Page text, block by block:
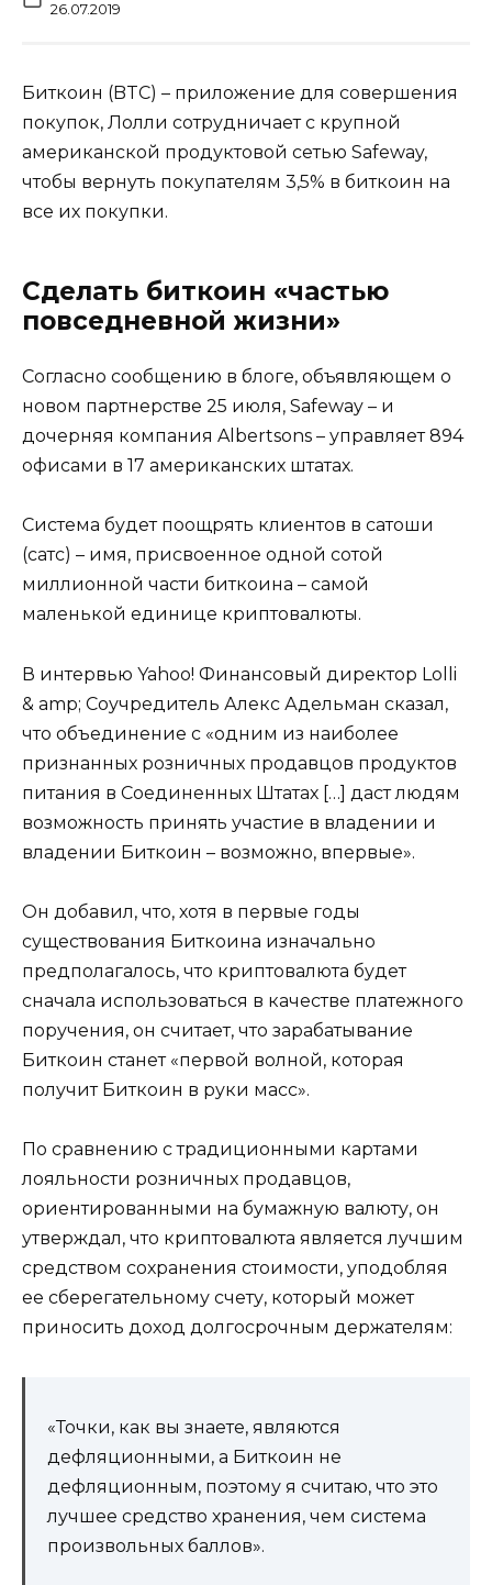
26.07.2019
Биткоин (BTC) – приложение для совершения
покупок, Лолли сотрудничает с крупной
американской продуктовой сетью Safeway,
чтобы вернуть покупателям 3,5% в биткоин на
все их покупки.
Сделать биткоин «частью
повседневной жизни»
Согласно сообщению в блоге, объявляющем о
новом партнерстве 25 июля, Safeway – и
дочерняя компания Albertsons – управляет 894
офисами в 17 американских штатах.
Система будет поощрять клиентов в сатоши
(сатс) – имя, присвоенное одной сотой
миллионной части биткоина – самой
маленькой единице криптовалюты.
В интервью Yahoo! Финансовый директор Lolli
& amp; Соучредитель Алекс Адельман сказал,
что объединение с «одним из наиболее
признанных розничных продавцов продуктов
питания в Соединенных Штатах […] даст людям
возможность принять участие в владении и
владении Биткоин – возможно, впервые».
Он добавил, что, хотя в первые годы
существования Биткоина изначально
предполагалось, что криптовалюта будет
сначала использоваться в качестве платежного
поручения, он считает, что зарабатывание
Биткоин станет «первой волной, которая
получит Биткоин в руки масс».
По сравнению с традиционными картами
лояльности розничных продавцов,
ориентированными на бумажную валюту, он
утверждал, что криптовалюта является лучшим
средством сохранения стоимости, уподобляя
ее сберегательному счету, который может
приносить доход долгосрочным держателям:
«Точки, как вы знаете, являются
дефляционными, а Биткоин не
дефляционным, поэтому я считаю, что это
лучшее средство хранения, чем система
произвольных баллов».